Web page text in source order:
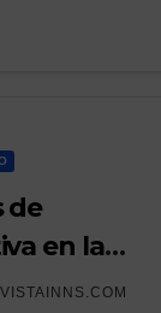
de
en la